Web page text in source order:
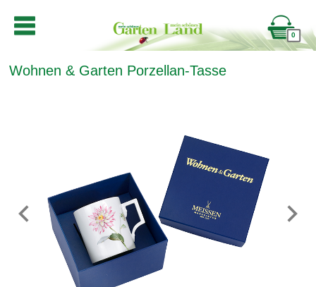
0
Wohnen & Garten Porzellan-Tasse
Previous Next